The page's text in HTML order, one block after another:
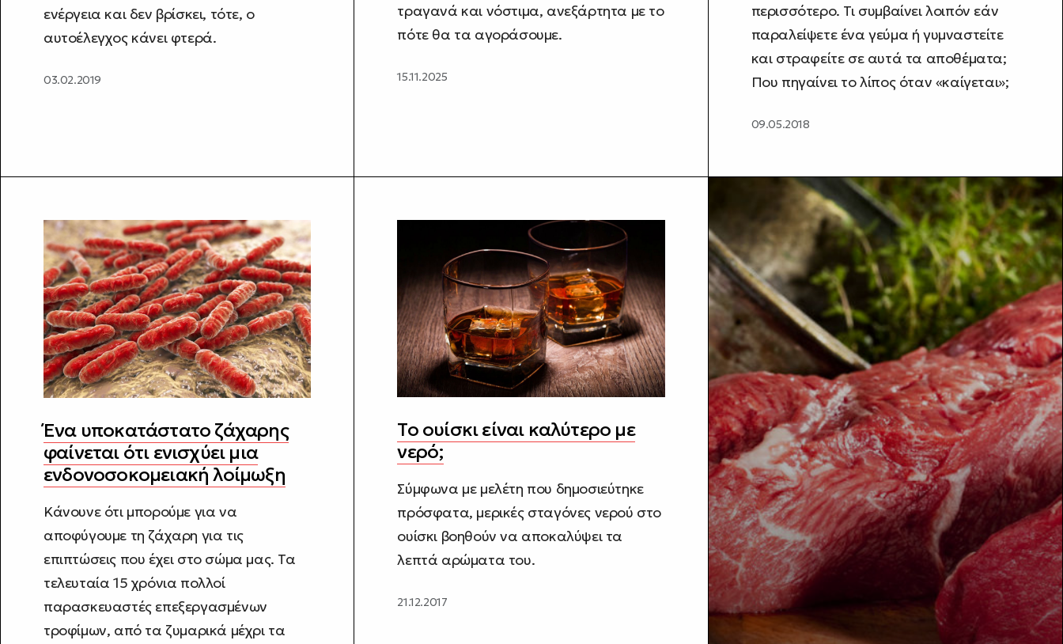
ενέργεια και δεν βρίσκει, τότε, ο
αυτοέλεγχος κάνει φτερά.
03.02.2019
τραγανά και νόστιμα, ανεξάρτητα με το
πότε θα τα αγοράσουμε.
15.11.2025
περισσότερο. Τι συμβαίνει λοιπόν εάν
παραλείψετε ένα γεύμα ή γυμναστείτε
και στραφείτε σε αυτά τα αποθέματα;
Που πηγαίνει το λίπος όταν «καίγεται»;
09.05.2018
Ένα υποκατάστατο ζάχαρης
φαίνεται ότι ενισχύει μια
ενδονοσοκομειακή λοίμωξη
Κάνουνε ότι μπορούμε για να
αποφύγουμε τη ζάχαρη για τις
επιπτώσεις που έχει στο σώμα μας. Τα
τελευταία 15 χρόνια πολλοί
παρασκευαστές επεξεργασμένων
τροφίμων, από τα ζυμαρικά μέχρι τα
Το ουίσκι είναι καλύτερο με
νερό;
Σύμφωνα με μελέτη που δημοσιεύτηκε
πρόσφατα, μερικές σταγόνες νερού στο
ουίσκι βοηθούν να αποκαλύψει τα
λεπτά αρώματα του.
21.12.2017